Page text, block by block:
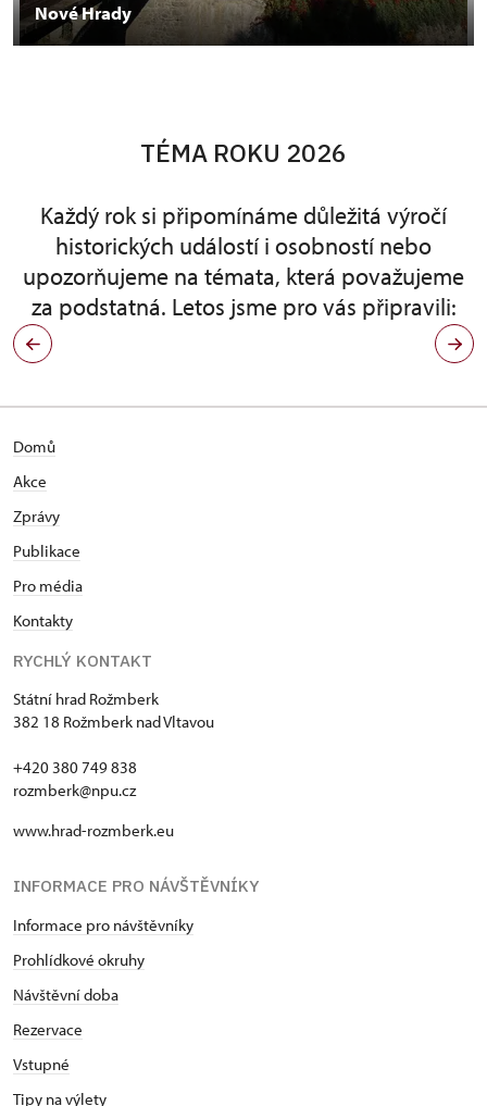
Nové Hrady
TÉMA ROKU 2026
Každý rok si připomínáme důležitá výročí
historických událostí i osobností nebo
upozorňujeme na témata, která považujeme
za podstatná. Letos jsme pro vás připravili:
Domů
Akce
Zprávy
Publikace
Pro média
Kontakty
RYCHLÝ KONTAKT
Státní hrad Rožmberk
382 18 Rožmberk nad Vltavou
+420 380 749 838
rozmberk@npu.cz
www.hrad-rozmberk.eu
INFORMACE PRO NÁVŠTĚVNÍKY
Informace pro návštěvníky
Prohlídkové okruhy
Návštěvní doba
Rezervace
Vstupné
Tipy na výlety